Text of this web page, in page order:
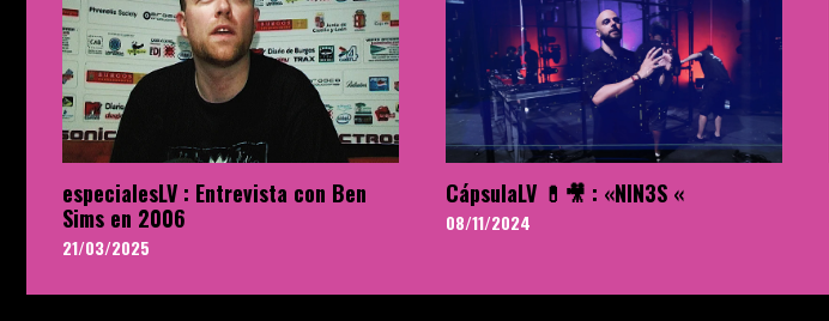
especialesLV : Entrevista con Ben
Sims en 2006
21/03/2025
CápsulaLV 💊🎥 : «NIN3S «
08/11/2024